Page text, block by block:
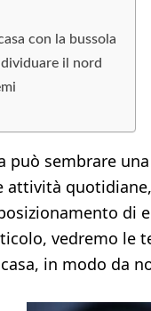
con la bussola
il nord
può sembrare
di
vedremo le
in modo da